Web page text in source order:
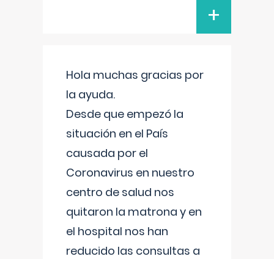
+
Hola muchas gracias por
la ayuda.
Desde que empezó la
situación en el País
causada por el
Coronavirus en nuestro
centro de salud nos
quitaron la matrona y en
el hospital nos han
reducido las consultas a